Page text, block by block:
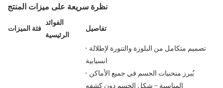
نظرة سريعة على ميزات المنتج
فئة الميزات
الفوائد
الرئيسية
تفاصيل
• تصميم متكامل من البلوزة والتنورة لإطلالة
انسيابية
• يُبرز منحنيات الجسم في جميع الأماكن
المناسبة – شكل الجسم دون كشفه